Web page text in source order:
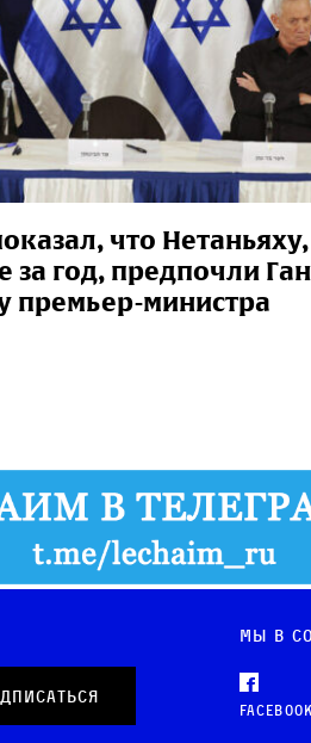
что Нетаньяху,
за год, предпочли
премьер-министра
Мы в
Facebook